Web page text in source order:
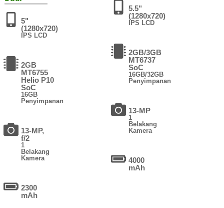
5"
(1280x720)
IPS LCD
2GB
MT6755
Helio P10
SoC
16GB
Penyimpanan
13-MP,
f/2
1
Belakang
Kamera
2300
mAh
5.5"
(1280x720)
IPS LCD
2GB/3GB
MT6737
SoC
16GB/32GB
Penyimpanan
13-MP
1
Belakang
Kamera
4000
mAh